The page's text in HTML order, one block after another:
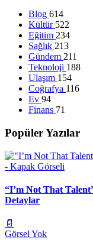
Blog 614
Kültür 522
Eğitim 234
Sağlık 213
Gündem 211
Teknoloji 188
Ulaşım 154
Coğrafya 116
Ev 94
Finans 71
Popüler Yazılar
“I’m Not That
Detaylar
📄
Görsel Yok